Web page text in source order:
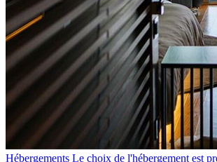
Hébergements Le choix de l'hébergement est